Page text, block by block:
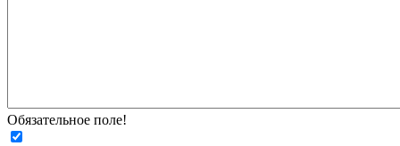
Обязательное поле!